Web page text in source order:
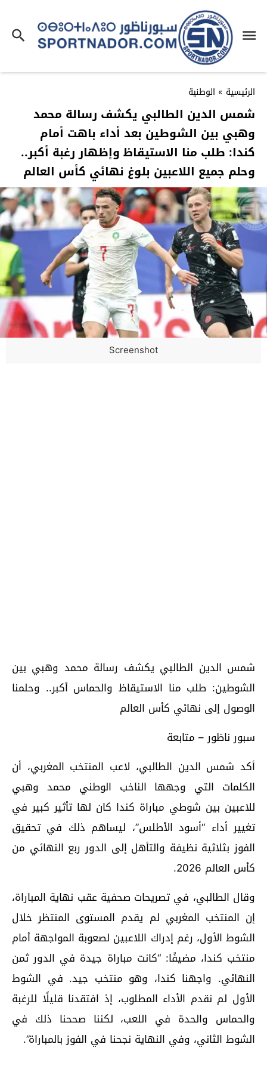
الرئيسية » الوطنية
شمس الدين الطالبي يكشف رسالة محمد
وهبي بين الشوطين بعد أداء باهت أمام
كندا: طلب منا الاستيقاظ وإظهار رغبة أكبر..
وحلم جميع اللاعبين بلوغ نهائي كأس العالم
Screenshot
شمس الدين الطالبي يكشف رسالة محمد وهبي بين
الشوطين: طلب منا الاستيقاظ والحماس أكبر.. وحلمنا
الوصول إلى نهائي كأس العالم
سبور ناظور – متابعة
أكد شمس الدين الطالبي، لاعب المنتخب المغربي، أن
الكلمات التي وجهها الناخب الوطني محمد وهبي
للاعبين بين شوطي مباراة كندا كان لها تأثير كبير في
تغيير أداء “أسود الأطلس”، ليساهم ذلك في تحقيق
الفوز بثلاثية نظيفة والتأهل إلى الدور ربع النهائي من
كأس العالم 2026.
وقال الطالبي، في تصريحات صحفية عقب نهاية المباراة،
إن المنتخب المغربي لم يقدم المستوى المنتظر خلال
الشوط الأول، رغم إدراك اللاعبين لصعوبة المواجهة أمام
منتخب كندا، مضيفًا: “كانت مباراة جيدة في الدور ثمن
النهائي. واجهنا كندا، وهو منتخب جيد. في الشوط
الأول لم نقدم الأداء المطلوب، إذ افتقدنا قليلًا للرغبة
والحماس والحدة في اللعب، لكننا صححنا ذلك في
الشوط الثاني، وفي النهاية نجحنا في الفوز بالمباراة”.